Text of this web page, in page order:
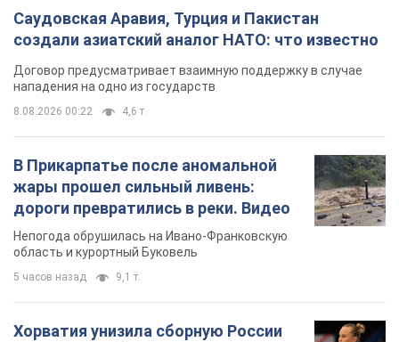
Саудовская Аравия, Турция и Пакистан
создали азиатский аналог НАТО: что известно
Договор предусматривает взаимную поддержку в случае
нападения на одно из государств
8.08.2026 00:22 4,6 т.
В Прикарпатье после аномальной
жары прошел сильный ливень:
дороги превратились в реки. Видео
Непогода обрушилась на Ивано-Франковскую
область и курортный Буковель
5 часов назад 9,1 т.
Хорватия унизила сборную России